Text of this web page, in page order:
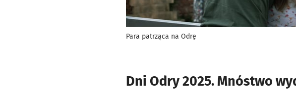
Para patrząca na Odrę
Dni Odry 2025. Mnóstwo